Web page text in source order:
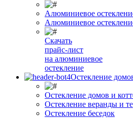
Алюминиевое
Алюминиевое
Скачать
прайс-лист
на алюминиевое
остекление
Остекление
Остекление домов и
Остекление веранды и
Остекление беседок